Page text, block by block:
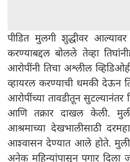
पीडित मुलगी शुद्धीवर आल्यावर
करण्याबद्दल बोलले तेव्हा
आरोपींनी तिचा अश्लील
व्हायरल करण्याची धमकी देऊन
आरोपींच्या तावडीतून
आणि तक्रार दाखल केली.
आश्रमाच्या देखभालीसाठी
आश्वासन देण्यात आले होते.
अनेक महिन्यांपासून पगार दिला